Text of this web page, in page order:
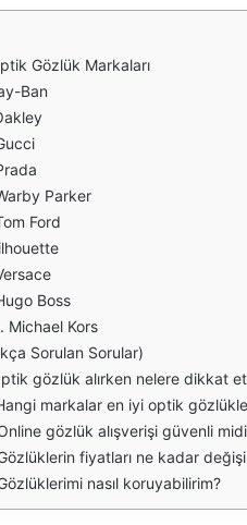
Gözlük Markaları
Ban
Parker
Ford
Boss
Michael Kors
Sorulan Sorular)
gözlük alırken nelere dikkat
markalar en iyi optik
gözlük alışverişi güvenli
fiyatları ne kadar
nasıl koruyabilirim?